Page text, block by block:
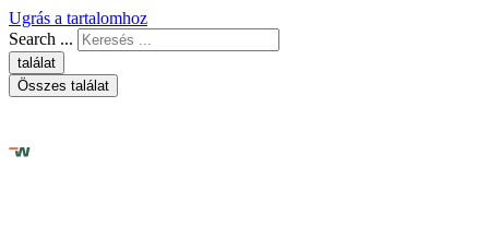
Ugrás a tartalomhoz
Search ...
találat
Összes találat